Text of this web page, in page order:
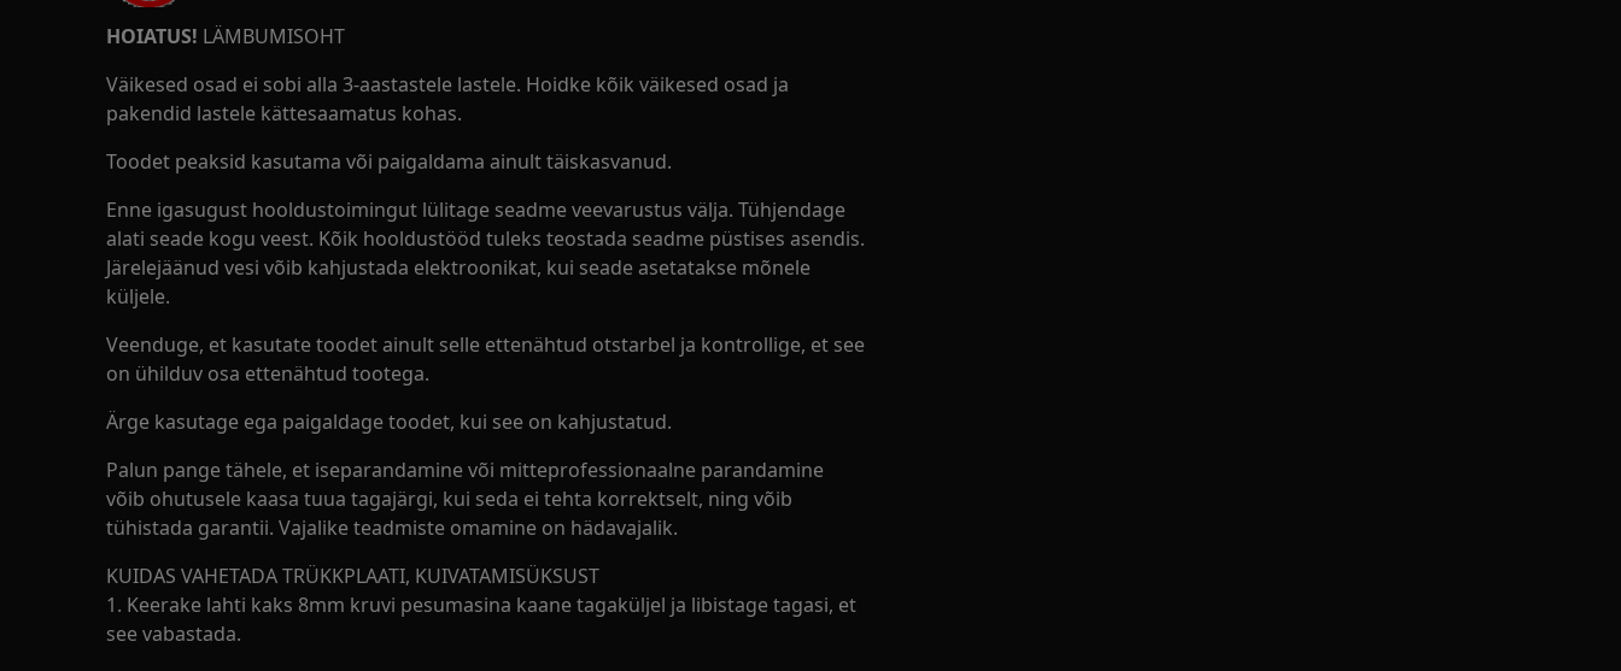
HOIATUS! LÄMBUMISOHT
Väikesed osad ei sobi alla 3-aastastele lastele. Hoidke kõik väikesed osad ja
pakendid lastele kättesaamatus kohas.
Toodet peaksid kasutama või paigaldama ainult täiskasvanud.
Enne igasugust hooldustoimingut lülitage seadme veevarustus välja. Tühjendage
alati seade kogu veest. Kõik hooldustööd tuleks teostada seadme püstises asendis.
Järelejäänud vesi võib kahjustada elektroonikat, kui seade asetatakse mõnele
küljele.
Veenduge, et kasutate toodet ainult selle ettenähtud otstarbel ja kontrollige, et see
on ühilduv osa ettenähtud tootega.
Ärge kasutage ega paigaldage toodet, kui see on kahjustatud.
Palun pange tähele, et iseparandamine või mitteprofessionaalne parandamine
võib ohutusele kaasa tuua tagajärgi, kui seda ei tehta korrektselt, ning võib
tühistada garantii. Vajalike teadmiste omamine on hädavajalik.
KUIDAS VAHETADA TRÜKKPLAATI, KUIVATAMISÜKSUST
1. Keerake lahti kaks 8mm kruvi pesumasina kaane tagaküljel ja libistage tagasi, et
see vabastada.